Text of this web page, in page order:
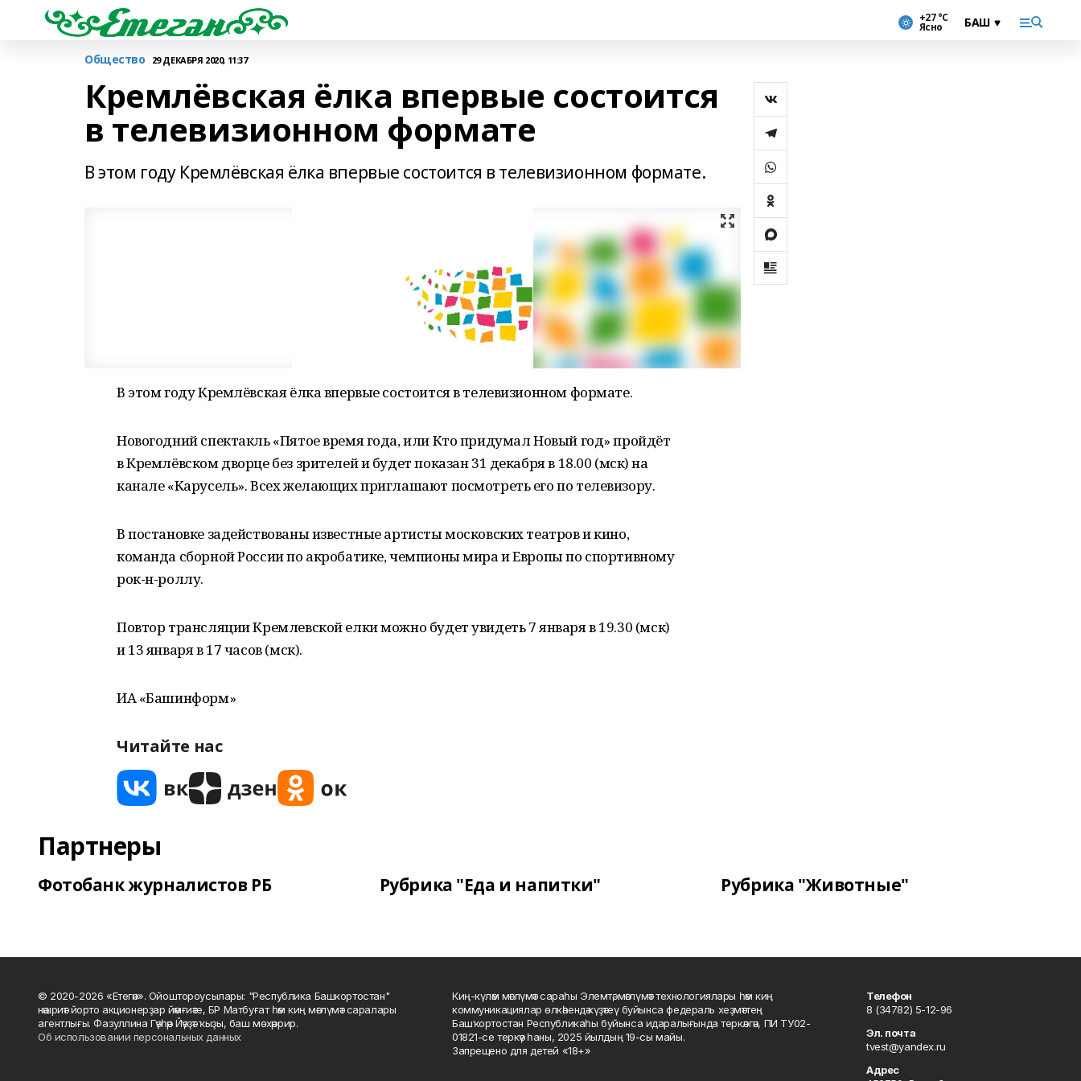
+27 °С
Ясно
Общество 29 ДЕКАБРЯ 2020, 11:37
Кремлёвская ёлка впервые состоится
в телевизионном формате
В этом году Кремлёвская ёлка впервые состоится в телевизионном формате.
В этом году Кремлёвская ёлка впервые состоится в телевизионном формате.
Новогодний спектакль «Пятое время года, или Кто придумал Новый год» пройдёт
в Кремлёвском дворце без зрителей и будет показан 31 декабря в 18.00 (мск) на
канале «Карусель». Всех желающих приглашают посмотреть его по телевизору.
В постановке задействованы известные артисты московских театров и кино,
команда сборной России по акробатике, чемпионы мира и Европы по спортивному
рок-н-роллу.
Повтор трансляции Кремлевской елки можно будет увидеть 7 января в 19.30 (мск)
и 13 января в 17 часов (мск).
ИА «Башинформ»
Читайте нас
Партнеры
Фотобанк журналистов РБ Рубрика "Еда и напитки" Рубрика "Животные"
© 2020-2026 «Етегән». Ойоштороусылары: "Республика Башкортостан"
нәшриәт йорто акционерҙар йәмғиәте, БР Матбуғат һәм киң мәғлүмәт саралары
агентлығы. Фазуллина Гәүһәр Йәүҙәт ҡыҙы, баш мөхәррир.
Об использовании персональных данных
Киң-күләм мәғлүмәт сараһы Элемтә, мәғлүмәт технологиялары һәм киң
коммуникациялар өлкәһендә күҙәтеү буйынса федераль хеҙмәттең
Башҡортостан Республикаһы буйынса идаралығында теркәлгән, ПИ ТУ02-
01821-се теркәү һаны, 2025 йылдың 19-сы майы.
Запрещено для детей «18+»
Телефон
8 (34782) 5-12-96
Эл. почта
tvest@yandex.ru
Адрес